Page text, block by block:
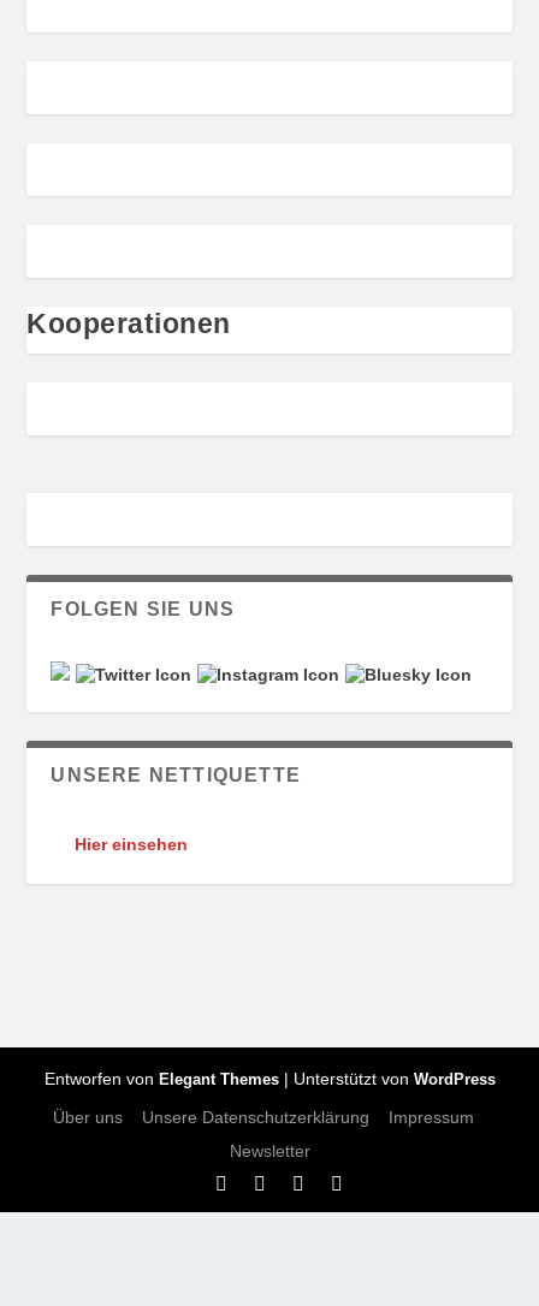
Kooperationen
FOLGEN SIE UNS
UNSERE NETTIQUETTE
Hier einsehen
Entworfen von Elegant Themes| Unterstützt von WordPress
Über uns Unsere Datenschutzerklärung
Impressum
Newsletter